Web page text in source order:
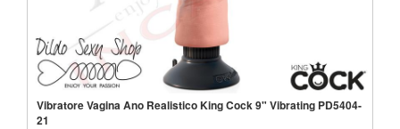
Vibratore Vagina Ano Realistico King Cock 9" Vibrating PD5404-
21